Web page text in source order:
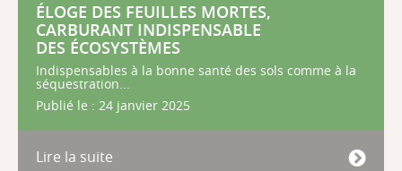
ÉLOGE DES FEUILLES MORTES,
CARBURANT INDISPENSABLE
DES ÉCOSYSTÈMES
Indispensables à la bonne santé des sols comme à la
séquestration...
Publié le : 24 janvier 2025
Lire la suite